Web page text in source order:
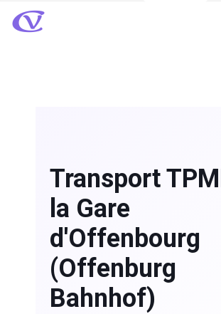
Transport
la Gare
d'Offenbourg
(Offenburg
Bahnhof)